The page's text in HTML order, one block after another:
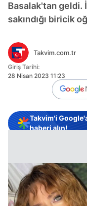
Basalak'tan geldi.
sakındığı biricik
Takvim.com.tr
Giriş Tarihi:
28 Nisan 2023 11:23
Takvim'i
haberi alın!